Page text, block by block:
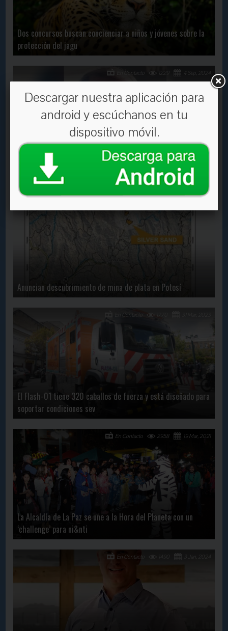
Dos concursos buscan concienciar a niños y jóvenes sobre la
protección del jagu
Hombre condenado a cadena perpetua conoció a Cristo en la
cárcel y ahora es pastor
4 Sep, 2024
1229
En Contacto
Anuncian descubrimiento de mina de plata en Potosí
18 Jan, 2023
2019
En Contacto
El Flash-01 tiene 320 caballos de fuerza y está diseñado para
soportar condiciones sev
En Contacto
La Alcaldía de La Paz se une a la Hora del Planeta con un
‘challenge’ para ni&nti
19 Mar, 2021
2958
En Contacto
3 Jan, 2024
En Contacto
Descargar nuestra aplicación para
android y escúchanos en tu
dispositivo móvil.